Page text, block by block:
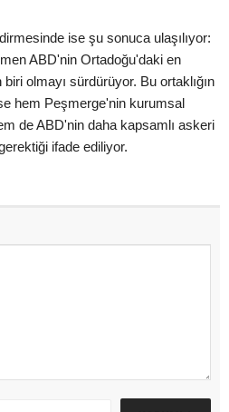
ise şu sonuca ulaşılıyor:
ABD'nin Ortadoğu'daki en
olmayı sürdürüyor. Bu ortaklığın
hem Peşmerge'nin kurumsal
de ABD'nin daha kapsamlı askeri
ifade ediliyor.